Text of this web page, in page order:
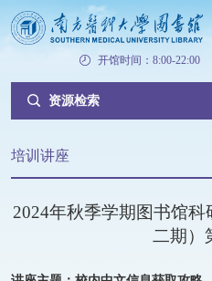
开馆时间：8:00-22:00
资源检索
培训讲座
2024年秋季学期图书馆
二期）